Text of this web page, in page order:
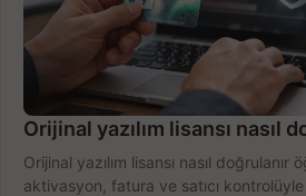
Orijinal yazılım lisansı nasıl
Orijinal yazılım lisansı nasıl doğrulanır
aktivasyon, fatura ve satıcı